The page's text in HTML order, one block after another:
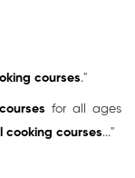
courses."
for all ages
cooking courses..."